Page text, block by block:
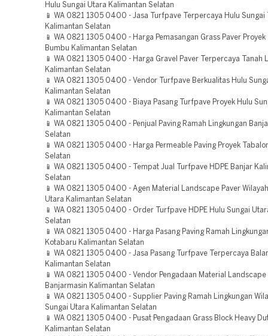
Hulu Sungai Utara Kalimantan Selatan
📱 WA 0821 1305 0400 - Jasa Turfpave Terpercaya Hulu Sungai
Kalimantan Selatan
📱 WA 0821 1305 0400 - Harga Pemasangan Grass Paver Proyek
Bumbu Kalimantan Selatan
📱 WA 0821 1305 0400 - Harga Gravel Paver Terpercaya Tanah
Kalimantan Selatan
📱 WA 0821 1305 0400 - Vendor Turfpave Berkualitas Hulu
Kalimantan Selatan
📱 WA 0821 1305 0400 - Biaya Pasang Turfpave Proyek Hulu
Kalimantan Selatan
📱 WA 0821 1305 0400 - Penjual Paving Ramah Lingkungan
Selatan
📱 WA 0821 1305 0400 - Harga Permeable Paving Proyek
Selatan
📱 WA 0821 1305 0400 - Tempat Jual Turfpave HDPE Banjar
Selatan
📱 WA 0821 1305 0400 - Agen Material Landscape Paver
Utara Kalimantan Selatan
📱 WA 0821 1305 0400 - Order Turfpave HDPE Hulu Sungai
Selatan
📱 WA 0821 1305 0400 - Harga Pasang Paving Ramah
Kotabaru Kalimantan Selatan
📱 WA 0821 1305 0400 - Jasa Pasang Turfpave Terpercaya
Kalimantan Selatan
📱 WA 0821 1305 0400 - Vendor Pengadaan Material Landscape
Banjarmasin Kalimantan Selatan
📱 WA 0821 1305 0400 - Supplier Paving Ramah Lingkungan
Sungai Utara Kalimantan Selatan
📱 WA 0821 1305 0400 - Pusat Pengadaan Grass Block Heavy
Kalimantan Selatan